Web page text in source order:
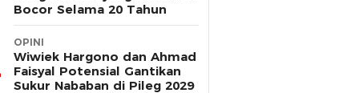
Bocor Selama 20 Tahun
OPINI
Wiwiek Hargono dan Ahmad
Faisyal Potensial Gantikan
Sukur Nababan di Pileg 2029